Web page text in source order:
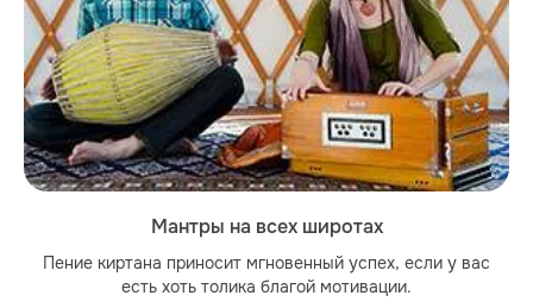
Мантры на всех широтах
Пение киртана приносит мгновенный успех, если у вас
есть хоть толика благой мотивации.